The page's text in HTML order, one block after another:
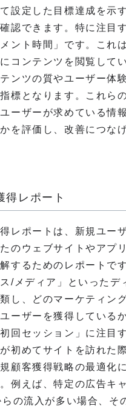
設定した目標達成を示
認できます。特に注目
ント時間」です。これ
コンテンツを閲覧して
ンツの質やユーザー体
標となります。これら
ーザーが求めている情
を評価し、改善につな
得レポート
レポートは、新規ユー
のウェブサイトやアプ
するためのレポートで
/メディア」といったデ
し、どのマーケティン
ーザーを獲得している
回セッション」に注目
初めてサイトを訪れた
顧客獲得戦略の最適化
例えば、特定の広告キ
の流入が多い場合、そ